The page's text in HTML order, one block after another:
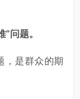
问题。
，是群众的期